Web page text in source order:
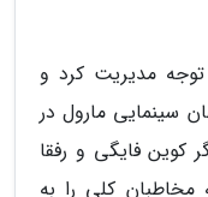
توجه مدیریت کرد و
سینمایی مارول در
کوین فایگی و رفقا
کلی را به